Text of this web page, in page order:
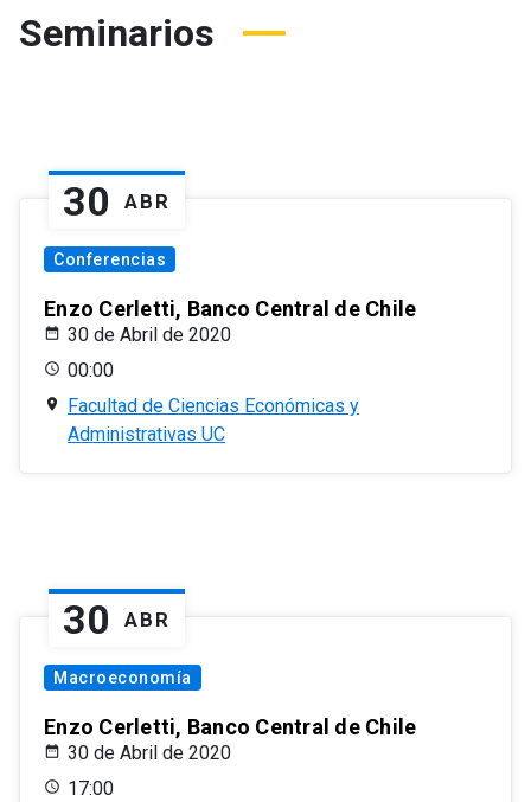
Seminarios
30 ABR
Conferencias
Enzo Cerletti, Banco Central de Chile
30 de Abril de 2020
00:00
Facultad de Ciencias Económicas y
Administrativas UC
30 ABR
Macroeconomía
Enzo Cerletti, Banco Central de Chile
30 de Abril de 2020
17:00